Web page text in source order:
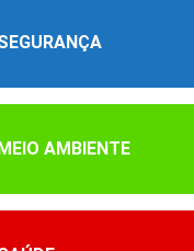
AMBIENTE